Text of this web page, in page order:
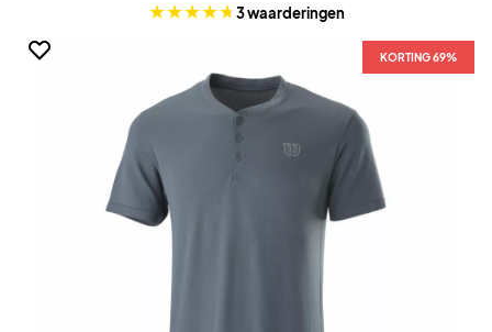
3 waarderingen
KORTING 69%